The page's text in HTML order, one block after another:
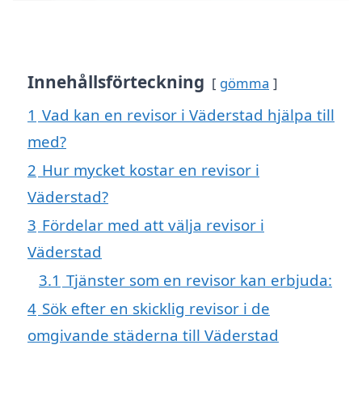
Innehållsförteckning gömma
1 Vad kan en revisor i Väderstad hjälpa till
med?
2 Hur mycket kostar en revisor i
Väderstad?
3 Fördelar med att välja revisor i
Väderstad
3.1 Tjänster som en revisor kan erbjuda:
4 Sök efter en skicklig revisor i de
omgivande städerna till Väderstad